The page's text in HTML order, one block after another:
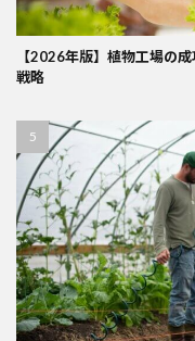
【2026年版】植物工場の
戦略